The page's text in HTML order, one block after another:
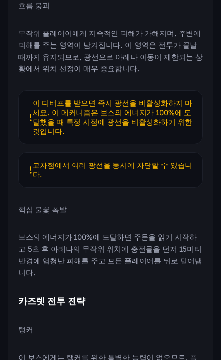
흐름 붕괴
무작위 플레이어에게 지속적인 피해가 가해지며, 주변에
피해를 주는 영역이 남겨집니다. 이 영역은 전투가 끝날
때까지 유지되므로, 광선으로 아레나 이동이 제한되는 상
황에서 위치 선정이 매우 중요합니다.
이 디버프를 받으면 즉시 광선을 비활성화하지 마
세요. 이 메커니즘은 보스의 에너지가 100%에 도
달했을 때 특정 시점에 광선을 비활성화하기 위한
것입니다.
교차점에서 여러 광선을 동시에 차단할 수 있습니
다.
핵심 불꽃 폭발
보스의 에너지가 100%에 도달하면 주문을 읽기 시작하
고 5초 후 아레나의 무작위 위치에 충전물을 던져 15미터
반경에 엄청난 피해를 주고 모든 플레이어를 뒤로 밀어냅
니다.
카즈렛 전투 전략
탱커
이 보스에게는 탱커를 위한 특별한 능력이 없으므로, 플